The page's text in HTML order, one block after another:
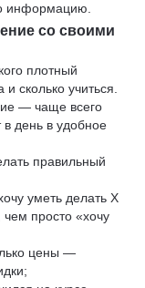
информацию.
со своими
плотный
сколько учиться.
— чаще всего
в день в удобное
правильный
уметь делать X
просто «хочу
цены —